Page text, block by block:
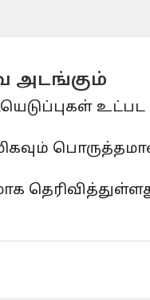
அடங்கும்
உட்பட